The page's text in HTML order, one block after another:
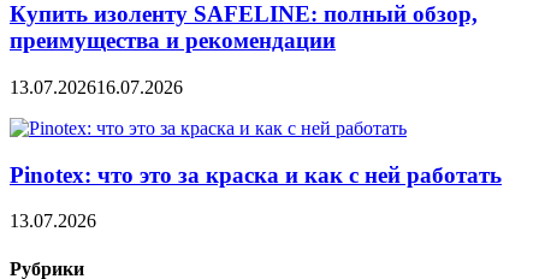
Купить изоленту SAFELINE: полный обзор,
преимущества и рекомендации
13.07.202616.07.2026
Pinotex: что это за краска и как с ней работать
13.07.2026
Рубрики